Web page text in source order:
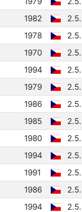
1982
1978
1970
1994
1979
1986
1985
1980
1994
1991
1986
1994